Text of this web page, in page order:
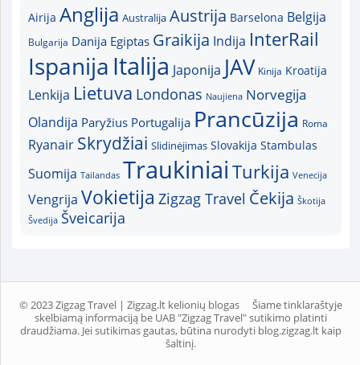
Airija Anglija Australija Austrija Barselona Belgija
Bulgarija Danija Egiptas Graikija Indija InterRail
Ispanija Italija Japonija JAV Kinija Kroatija
Lenkija Lietuva Londonas Naujiena Norvegija
Olandija Paryžius Portugalija Prancūzija Roma
Ryanair Skrydžiai Slidinėjimas Slovakija Stambulas
Suomija Tailandas TraukiniaiTurkija Venecija
Vengrija Vokietija Zigzag Travel Čekija Škotija
Švedija Šveicarija
© 2023 Zigzag Travel | Zigzag.lt kelionių blogas
Šiame tinklaraštyje
skelbiamą informaciją be UAB "Zigzag Travel" sutikimo platinti
draudžiama. Jei sutikimas gautas, būtina nurodyti blog.zigzag.lt kaip
šaltinį.